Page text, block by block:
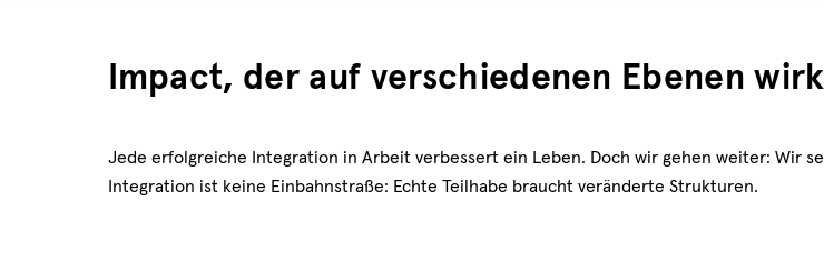
Impact, der auf verschiedenen Ebenen
Jede erfolgreiche Integration in Arbeit verbessert ein Leben. Doch wir gehen weiter: Wir
Integration ist keine Einbahnstraße: Echte Teilhabe braucht veränderte Strukturen.